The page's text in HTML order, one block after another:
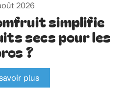
2026
simplifie
secs pour les
?
plus